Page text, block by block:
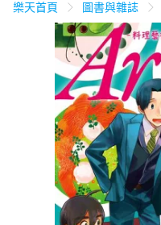
天天免運 美食蛋糕
居家生活 3C家電
女裝 男裝
樂天首頁 圖書與雜誌